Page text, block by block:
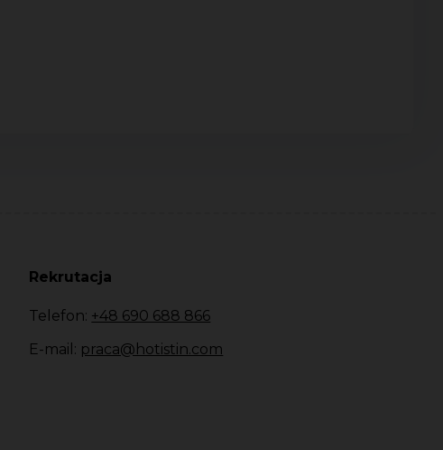
Rekrutacja
Telefon: +48 690 688 866
E-mail: praca@hotistin.com